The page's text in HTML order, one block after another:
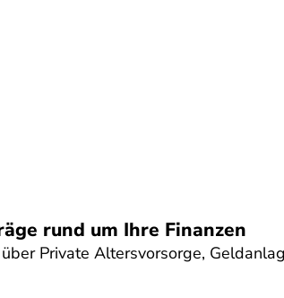
rund um Ihre Finanzen
Private Altersvorsorge,